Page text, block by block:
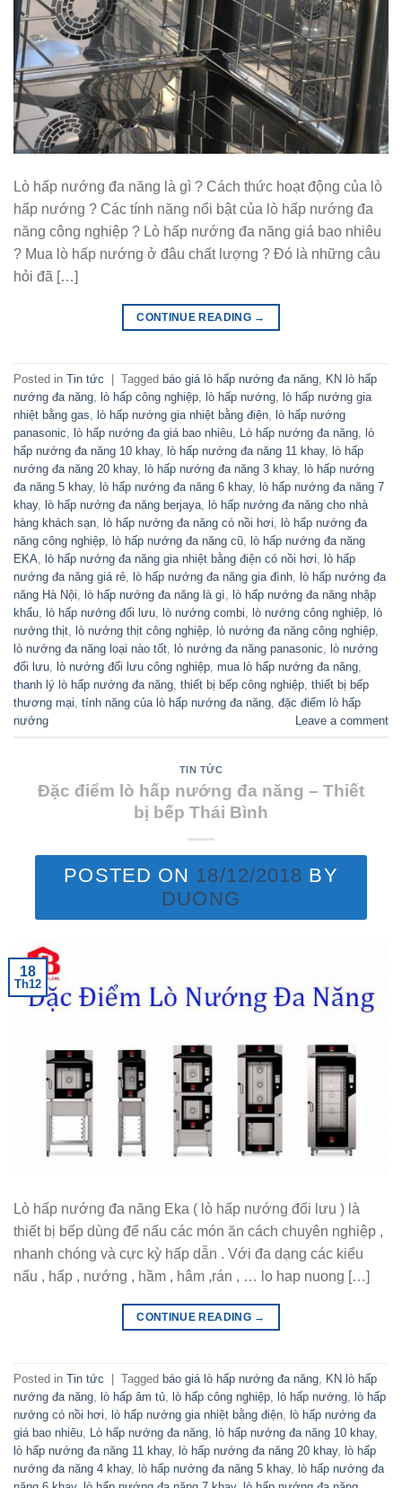
Lò hấp nướng đa năng là gì ? Cách thức hoạt động của lò
hấp nướng ? Các tính năng nổi bật của lò hấp nướng đa
năng công nghiệp ? Lò hấp nướng đa năng giá bao nhiêu
? Mua lò hấp nướng ở đâu chất lượng ? Đó là những câu
hỏi đã […]
CONTINUE READING →
Posted in Tin tức | Tagged báo giá lò hấp nướng đa năng KN lò hấp
nướng đa năng lò hấp công nghiệp lò hấp nướng lò hấp nướng gia
nhiệt bằng gas lò hấp nướng gia nhiệt bằng điện lò hấp nướng
panasonic lò hấp nướng đa giá bao nhiêu Lò hấp nướng đa năng lò
hấp nướng đa năng 10 khay, lò hấp nướng đa năng 11 khay, lò hấp
nướng đa năng 20 khay, lò hấp nướng đa năng 3 khay, lò hấp nướng
đa năng 5 khay, lò hấp nướng đa năng 6 khay, lò hấp nướng đa năng 7
khay, lò hấp nướng đa năng berjaya lò hấp nướng đa năng cho nhà
hàng khách sạn lò hấp nướng đa năng có nồi hơi lò hấp nướng đa
năng công nghiệp lò hấp nướng đa năng cũ lò hấp nướng đa năng
EKA lò hấp nướng đa năng gia nhiệt bằng điện có nồi hơi lò hấp
nướng đa năng giá rẻ lò hấp nướng đa năng gia đình lò hấp nướng đa
năng Hà Nội lò hấp nướng đa năng là gì lò hấp nướng đa năng nhập
khẩu lò hấp nướng đối lưu lò nướng combi lò nướng công nghiệp lò
nướng thịt lò nướng thịt công nghiệp lò nướng đa năng công nghiệp
lò nướng đa năng loại nào tốt lò nướng đa năng panasonic lò nướng
đối lưu lò nướng đối lưu công nghiệp mua lò hấp nướng đa năng
thanh lý lò hấp nướng đa năng thiết bị bếp công nghiệp thiết bị bếp
thương mại tính năng của lò hấp nướng đa năng đặc điểm lò hấp
nướng
Leave a comment
TIN TỨC
Đặc điểm lò hấp nướng đa năng – Thiết
bị bếp Thái Bình
POSTED ON 18/12/2018 BY
DUONG
18
Th12
Lò hấp nướng đa năng Eka ( lò hấp nướng đối lưu ) là
thiết bị bếp dùng để nấu các món ăn cách chuyên nghiệp ,
nhanh chóng và cực kỳ hấp dẫn . Với đa dạng các kiểu
nấu , hấp , nướng , hầm , hâm ,rán , … lo hap nuong […]
CONTINUE READING →
Posted in Tin tức | Tagged báo giá lò hấp nướng đa năng KN lò hấp
nướng đa năng lò hấp âm tủ lò hấp công nghiệp lò hấp nướng lò hấp
nướng có nồi hơi lò hấp nướng gia nhiệt bằng điện lò hấp nướng đa
giá bao nhiêu Lò hấp nướng đa năng lò hấp nướng đa năng 10 khay,
lò hấp nướng đa năng 11 khay, lò hấp nướng đa năng 20 khay, lò hấp
nướng đa năng 4 khay, lò hấp nướng đa năng 5 khay, lò hấp nướng đa